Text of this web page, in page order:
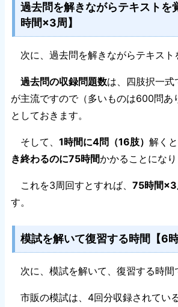
過去問を解きながらテキストを
時間×3周】
次に、過去問を解きながらテキスト
過去問の収録問題数は、四肢択一
が主流ですので（多いものは600問あ
としておきます。
そして、 1時間に4問（16肢） 解くと
き終わるのに75時間かかることになり
これを3周回すとすれば、 75時間
す。
模試を解いて復習する時間【6
次に、模試を解いて、復習する時間
市販の模試は、4回分収録されてい